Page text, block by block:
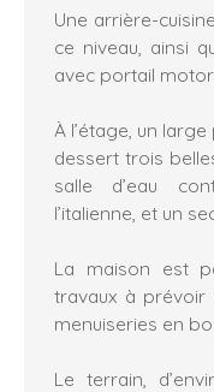
Une arrière-
ce niveau, ainsi
avec portail
À l’étage, un
dessert trois
salle d’eau
l’italienne, et un
La maison est
travaux à prévoir
menuiseries en
Le terrain,